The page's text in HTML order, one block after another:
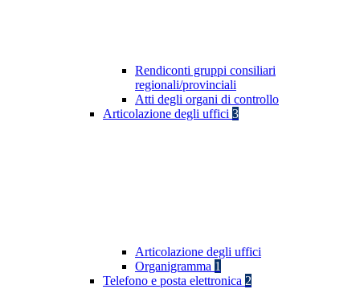
Rendiconti gruppi consiliari
regionali/provinciali
Atti degli organi di controllo
Articolazione degli uffici 3
Articolazione degli uffici
Organigramma 1
Telefono e posta elettronica 2